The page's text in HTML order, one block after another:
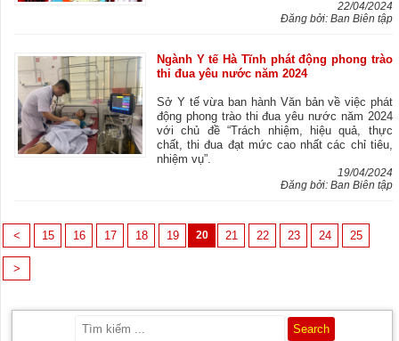
22/04/2024
Đăng bởi: Ban Biên tập
Ngành Y tế Hà Tĩnh phát động phong trào
thi đua yêu nước năm 2024
Sở Y tế vừa ban hành Văn bản về việc phát
động phong trào thi đua yêu nước năm 2024
với chủ đề “Trách nhiệm, hiệu quả, thực
chất, thi đua đạt mức cao nhất các chỉ tiêu,
nhiệm vụ”.
19/04/2024
Đăng bởi: Ban Biên tập
< 15 16 17 18 19 20 21 22 23 24 25
>